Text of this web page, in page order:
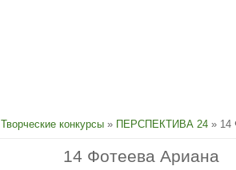
Творческие конкурсы » ПЕРСПЕКТИВА 24 » 14
14 Фотеева Ариана